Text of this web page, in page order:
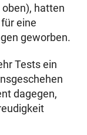
hatten
eine
geworben.
Tests ein
dagegen,